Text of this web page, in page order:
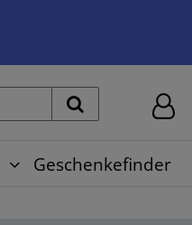
Geschenkefinder